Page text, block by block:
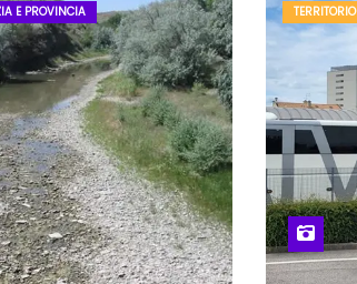
E PROVINCIA
TERRITORIO